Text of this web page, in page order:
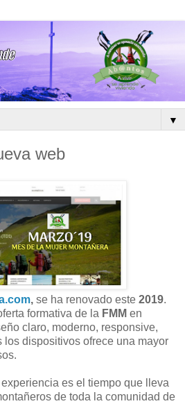
▼
web
, se ha renovado este 2019.
formativa de la FMM en
claro, moderno, responsive,
los dispositivos ofrece una mayor
es el tiempo que lleva
de toda la comunidad de